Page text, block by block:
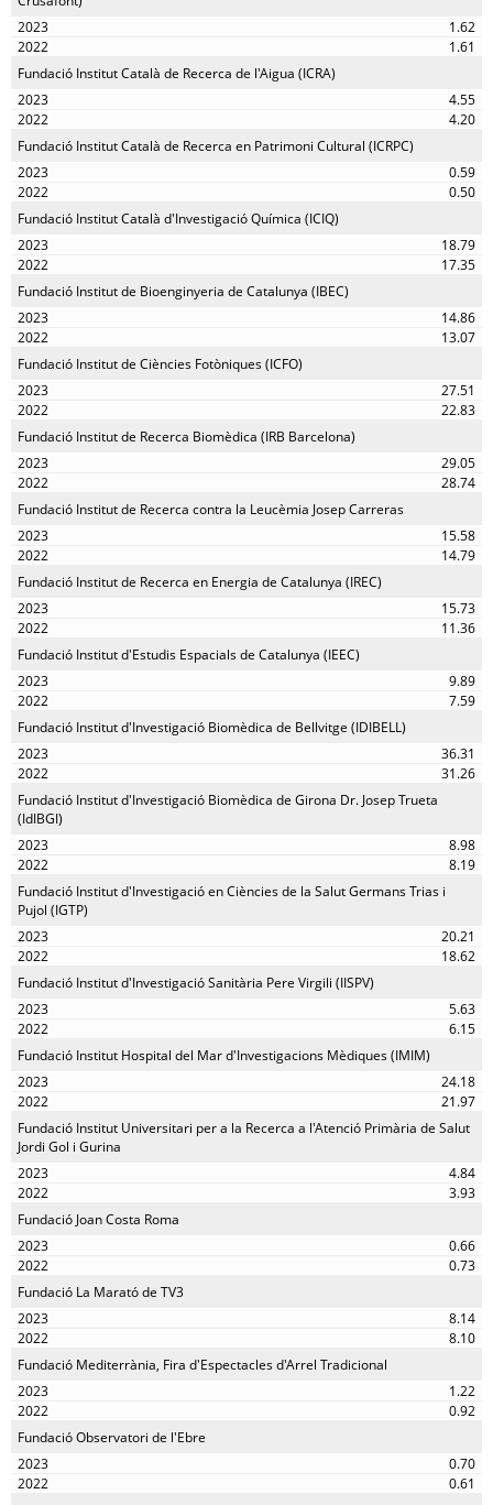
1.62
1.61
Fundació Institut Català de Recerca de l'Aigua (ICRA)
4.55
4.20
Fundació Institut Català de Recerca en Patrimoni Cultural (ICRPC)
0.59
0.50
Fundació Institut Català d'Investigació Química (ICIQ)
18.79
17.35
Fundació Institut de Bioenginyeria de Catalunya (IBEC)
14.86
13.07
Fundació Institut de Ciències Fotòniques (ICFO)
27.51
22.83
Fundació Institut de Recerca Biomèdica (IRB Barcelona)
29.05
28.74
Fundació Institut de Recerca contra la Leucèmia Josep Carreras
15.58
14.79
Fundació Institut de Recerca en Energia de Catalunya (IREC)
15.73
11.36
Fundació Institut d'Estudis Espacials de Catalunya (IEEC)
9.89
7.59
Fundació Institut d'Investigació Biomèdica de Bellvitge (IDIBELL)
36.31
31.26
Fundació Institut d'Investigació Biomèdica de Girona Dr. Josep Trueta
(IdIBGI)
8.98
8.19
Fundació Institut d'Investigació en Ciències de la Salut Germans Trias i
Pujol (IGTP)
20.21
18.62
Fundació Institut d'Investigació Sanitària Pere Virgili (IISPV)
5.63
6.15
Fundació Institut Hospital del Mar d'Investigacions Mèdiques (IMIM)
24.18
21.97
Fundació Institut Universitari per a la Recerca a l'Atenció Primària de Salut
Jordi Gol i Gurina
4.84
3.93
Fundació Joan Costa Roma
0.66
0.73
Fundació La Marató de TV3
8.14
8.10
Fundació Mediterrània, Fira d'Espectacles d'Arrel Tradicional
1.22
0.92
Fundació Observatori de l'Ebre
0.70
0.61